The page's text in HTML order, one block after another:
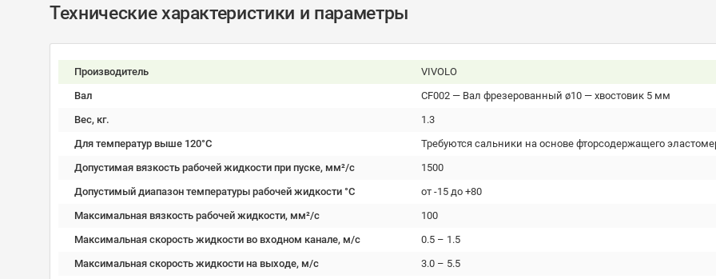
Технические характеристики и параметры
Производитель
VIVOLO
Вал
CF002 — Вал фрезерованный ø10 — хвостовик 5 мм
Вес, кг.
1.3
Для температур выше 120°C
Требуются сальники на основе фторсодержащего
Допустимая вязкость рабочей жидкости при пуске, мм²/c
1500
Допустимый диапазон температуры рабочей жидкости °C
от -15 до +80
Максимальная вязкость рабочей жидкости, мм²/c
100
Максимальная скорость жидкости во входном канале, м/с
0.5 – 1.5
Максимальная скорость жидкости на выходе, м/с
3.0 – 5.5